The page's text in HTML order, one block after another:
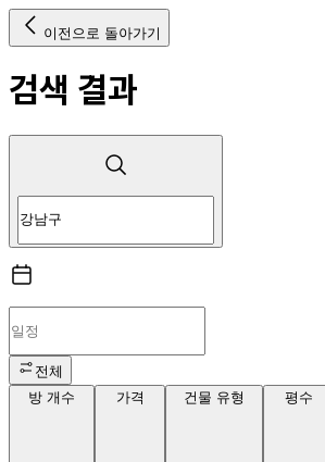
이전으로 돌아가기
검색 결과
전체
방 개수
가격 건물 유형 평수